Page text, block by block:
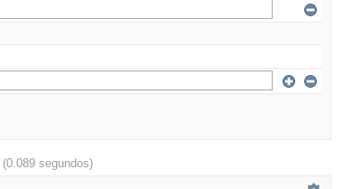
(0.089 segundos)